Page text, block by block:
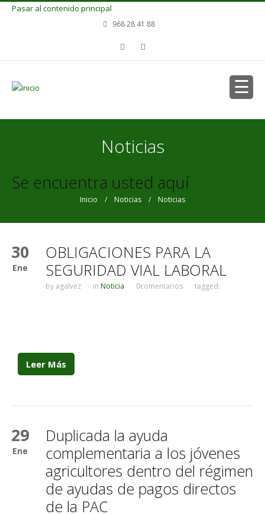
Pasar al contenido principal
968 28 41 88
Noticias
Se encuentra usted aquí
Inicio / Noticias / Noticias
30
Ene
OBLIGACIONES PARA LA
SEGURIDAD VIAL LABORAL
by agalvez in Noticia 0comentarios tagged:
Leer Más
29
Ene
Duplicada la ayuda
complementaria a los jóvenes
agricultores dentro del régimen
de ayudas de pagos directos
de la PAC